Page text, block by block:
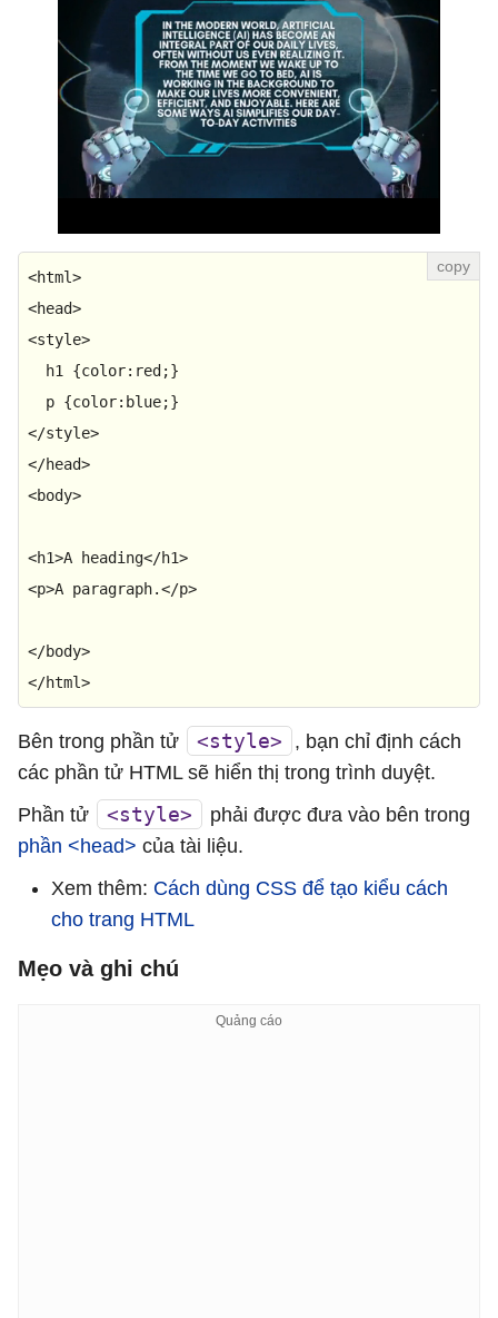
<html>
<head>
<style>
h1
{color:red;}
p {color
</style>
</head>
<body>
<h1>A heading</h1>
<p>A paragraph.</p>
</body>
</html>
Bên trong phần tử <style>
, bạn chỉ định cách
các phần tử HTML sẽ hiển thị trong trình duyệt.
Phần tử
<style>
phải được đưa vào bên trong
phần <head> của tài liệu.
Xem thêm: Cách dùng CSS để tạo kiểu cách
cho trang HTML
Mẹo và ghi chú